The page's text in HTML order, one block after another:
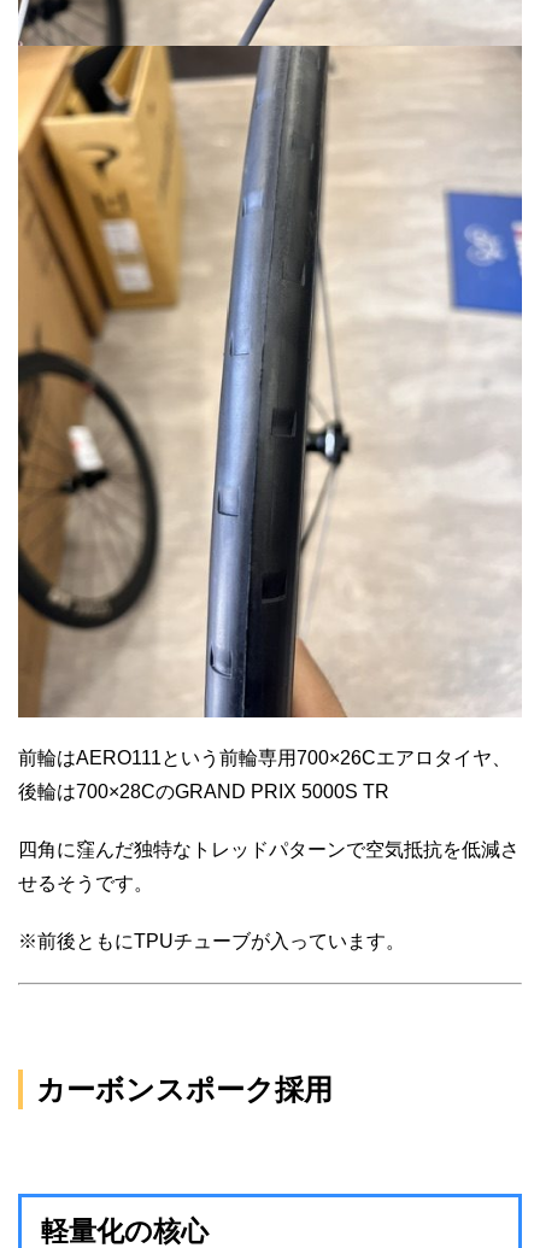
前輪はAERO111という前輪専用700×26Cエアロタイヤ、
後輪は700×28CのGRAND PRIX 5000S TR
四角に窪んだ独特なトレッドパターンで空気抵抗を低減さ
せるそうです。
※前後ともにTPUチューブが入っています。
カーボンスポーク採用
軽量化の核心